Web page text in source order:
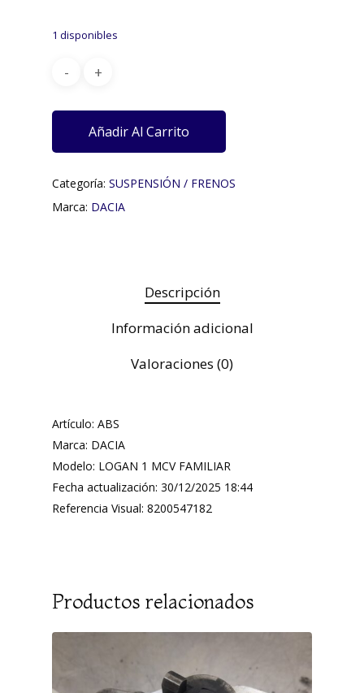
1 disponibles
Añadir Al Carrito
Categoría: SUSPENSIÓN / FRENOS
Marca: DACIA
Descripción
Información adicional
Valoraciones (0)
Artículo: ABS
Marca: DACIA
Modelo: LOGAN 1 MCV FAMILIAR
Fecha actualización: 30/12/2025 18:44
Referencia Visual: 8200547182
Productos relacionados